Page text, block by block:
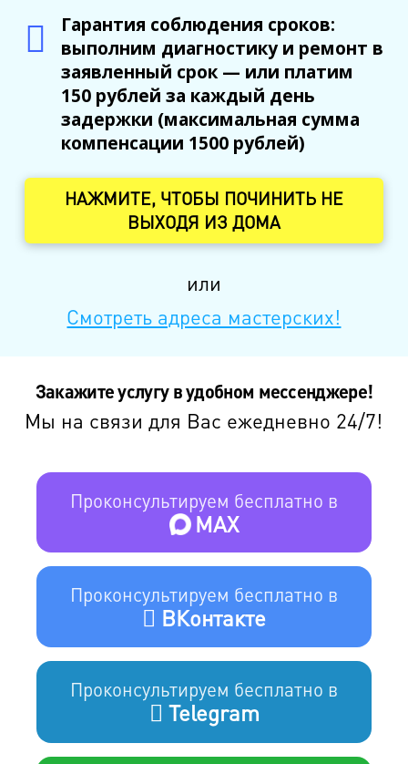
Гарантия соблюдения сроков:
выполним диагностику и ремонт в
заявленный срок — или платим
150 рублей за каждый день
задержки (максимальная сумма
компенсации 1500 рублей)
НАЖМИТЕ, ЧТОБЫ ПОЧИНИТЬ НЕ
ВЫХОДЯ ИЗ ДОМА
или
Смотреть адреса мастерских!
Закажите услугу в удобном мессенджере!
Мы на связи для Вас ежедневно 24/7!
Проконсультируем бесплатно в
MAX
Проконсультируем бесплатно в
ВКонтакте
Проконсультируем бесплатно в
Telegram